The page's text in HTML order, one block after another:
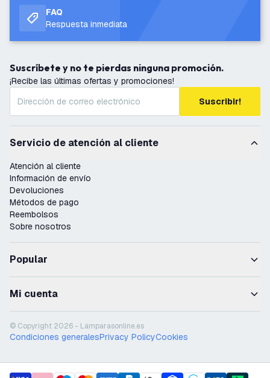
FAQ
Respuesta inmediata
Suscríbete y no te pierdas ninguna promoción.
¡Recibe las últimas ofertas y promociones!
Suscribir!
Servicio de atención al cliente
Atención al cliente
Información de envío
Devoluciones
Métodos de pago
Reembolsos
Sobre nosotros
Popular
Mi cuenta
© Copyright 2026 - Lámparasonline.es
Condiciones generalesPrivacy PolicyCookies